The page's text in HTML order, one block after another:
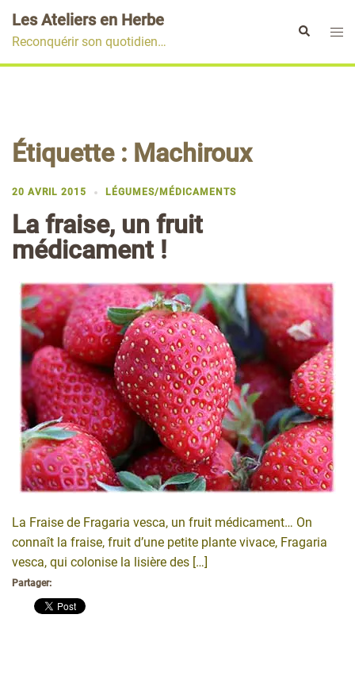
au
contenu
Les Ateliers en Herbe
Reconquérir son quotidien…
Rechercher
Étiquette : Machiroux
20 AVRIL 2015 LÉGUMES/MÉDICAMENTS
La fraise, un fruit
médicament !
La Fraise de Fragaria vesca, un fruit médicament… On
connaît la fraise, fruit d’une petite plante vivace, Fragaria
vesca, qui colonise la lisière des […]
Partager: